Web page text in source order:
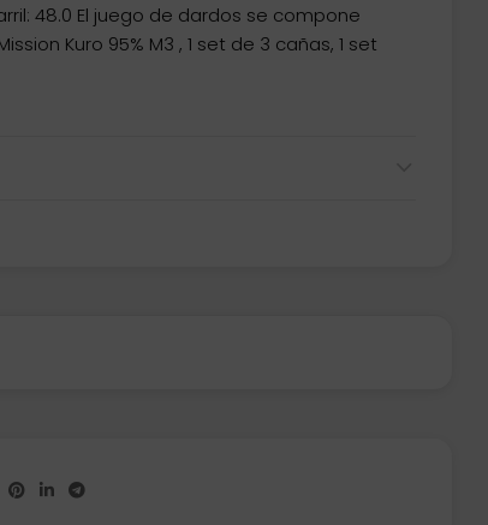
48.0 El juego de dardos se compone
Kuro 95% M3 , 1 set de 3 cañas, 1 set